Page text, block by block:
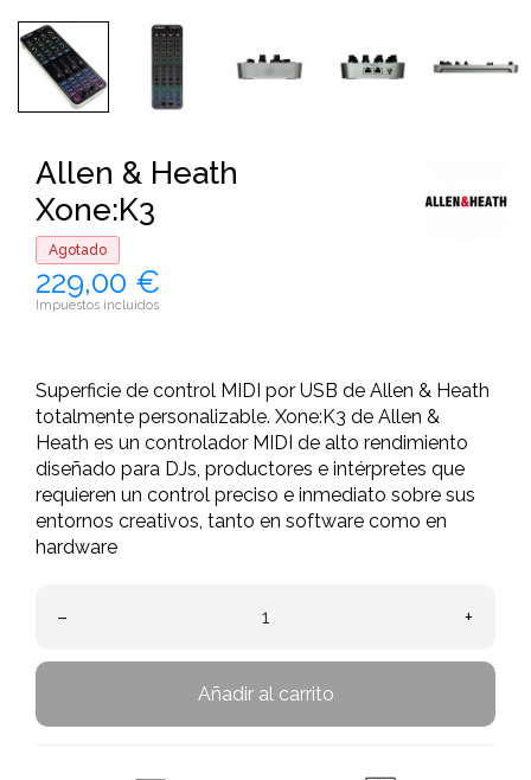
Allen & Heath
Xone:K3
Agotado
229,00 €
Impuestos incluidos
Superficie de control MIDI por USB de Allen & Heath
totalmente personalizable. Xone:K3 de Allen &
Heath es un controlador MIDI de alto rendimiento
diseñado para DJs, productores e intérpretes que
requieren un control preciso e inmediato sobre sus
entornos creativos, tanto en software como en
hardware
– +
Añadir al carrito